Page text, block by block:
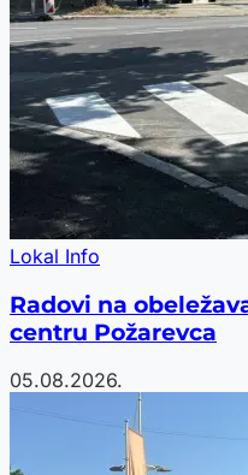
Lokal Info
Radovi na
centru Požarevca
05.08.2026.